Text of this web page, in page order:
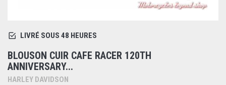
LIVRÉ SOUS 48 HEURES
BLOUSON CUIR CAFE RACER 120TH
ANNIVERSARY...
HARLEY DAVIDSON